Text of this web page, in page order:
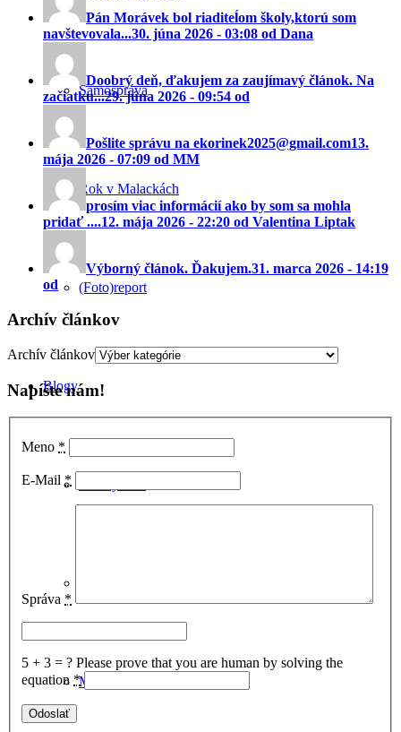
Samospráva
Rok v Malackách
(Foto)report
Blogy
Malacké detaily
Pán Morávek bol riaditeĺom školy,ktorú som
navštevovala...30. júna 2026 - 03:08 od Dana
Doobrý deň, ďakujem za zaujímavý článok. Na
začiatku...29. júna 2026 - 09:54 od
Pošlite správu na ekorinek2025@gmail.com13.
mája 2026 - 07:09 od MM
prosím viac informácií ako by som sa mohla
pridať ....12. mája 2026 - 22:20 od Valentina Liptak
Výborný článok. Ďakujem.31. marca 2026 - 14:19
od
Archív článkov
Archív článkov
Napíšte nám!
Meno *
E-Mail *
Správa *
5 + 3 = ? Please prove that you are human by solving the
equation *